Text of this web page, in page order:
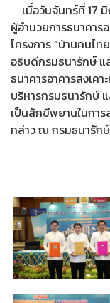
เมื่อวันจันทร์ที่ 17
ผู้อำนวยการธนาคา
โครงการ “บ้านคนไ
อธิบดีกรมธนารักษ์
ธนาคารอาคารสงเค
บริหารกรมธนารักษ์
เป็นสักขีพยานในกา
กล่าว ณ กรมธนารัก